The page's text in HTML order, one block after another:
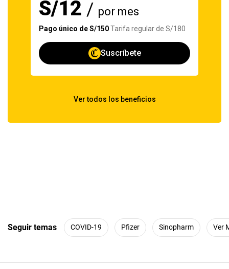
Seguir temas COVID-19 Pfizer Sinopharm Ver